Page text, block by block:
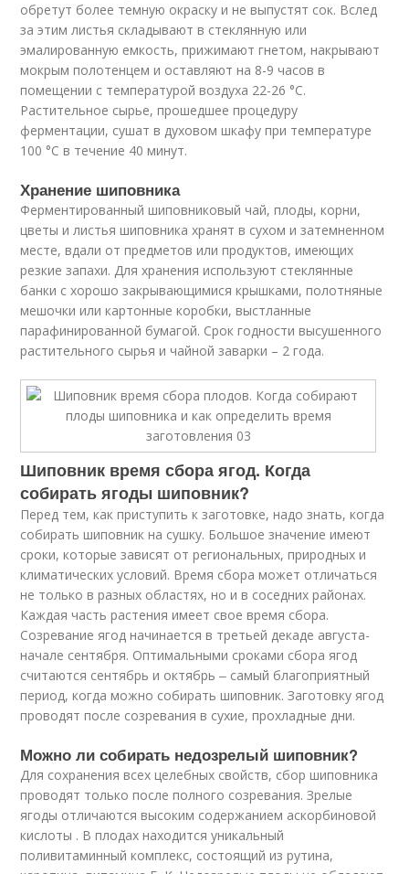
обретут более темную окраску и не выпустят сок. Вслед
за этим листья складывают в стеклянную или
эмалированную емкость, прижимают гнетом, накрывают
мокрым полотенцем и оставляют на 8-9 часов в
помещении с температурой воздуха 22-26 °C.
Растительное сырье, прошедшее процедуру
ферментации, сушат в духовом шкафу при температуре
100 °C в течение 40 минут.
Хранение шиповника
Ферментированный шиповниковый чай, плоды, корни,
цветы и листья шиповника хранят в сухом и затемненном
месте, вдали от предметов или продуктов, имеющих
резкие запахи. Для хранения используют стеклянные
банки с хорошо закрывающимися крышками, полотняные
мешочки или картонные коробки, выстланные
парафинированной бумагой. Срок годности высушенного
растительного сырья и чайной заварки – 2 года.
Шиповник время сбора ягод. Когда
собирать ягоды шиповник?
Перед тем, как приступить к заготовке, надо знать, когда
собирать шиповник на сушку. Большое значение имеют
сроки, которые зависят от региональных, природных и
климатических условий. Время сбора может отличаться
не только в разных областях, но и в соседних районах.
Каждая часть растения имеет свое время сбора.
Созревание ягод начинается в третьей декаде августа-
начале сентября. Оптимальными сроками сбора ягод
считаются сентябрь и октябрь ‒ самый благоприятный
период, когда можно собирать шиповник. Заготовку ягод
проводят после созревания в сухие, прохладные дни.
Можно ли собирать недозрелый шиповник?
Для сохранения всех целебных свойств, сбор шиповника
проводят только после полного созревания. Зрелые
ягоды отличаются высоким содержанием аскорбиновой
кислоты . В плодах находится уникальный
поливитаминный комплекс, состоящий из рутина,